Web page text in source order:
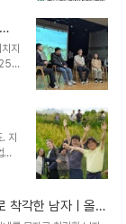
농
된
지
습
간
텃
안
지
네
로
착각한 남자ㅣ올리